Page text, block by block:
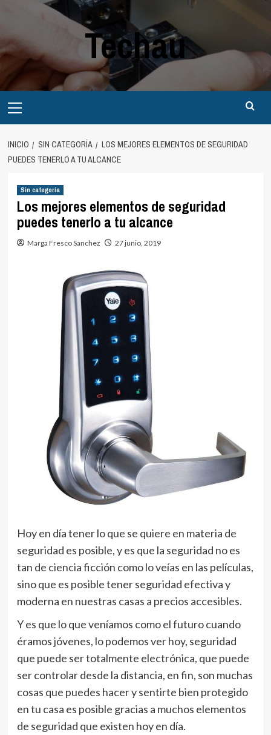
contenido
Techau
principal
INICIO SIN CATEGORÍA
LOS MEJORES ELEMENTOS DE SEGURIDAD
PUEDES TENERLO A TU ALCANCE
Sin categoría
Los mejores elementos de seguridad
puedes tenerlo a tu alcance
Marga Fresco Sanchez 27 junio, 2019
Hoy en día tener lo que se quiere en materia de
seguridad es posible, y es que la seguridad no es
tan de ciencia ficción como lo veías en las películas,
sino que es posible tener seguridad efectiva y
moderna en nuestras casas a precios accesibles.
Y es que lo que veníamos como el futuro cuando
éramos jóvenes, lo podemos ver hoy, seguridad
que puede ser totalmente electrónica, que puede
ser controlar desde la distancia, en fin, son muchas
cosas que puedes hacer y sentirte bien protegido
en tu casa es posible gracias a muchos elementos
de seguridad que existen hoy en día.